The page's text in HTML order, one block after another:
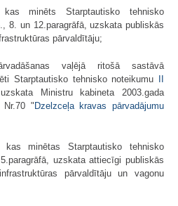
minēts Starptautisko tehnisko
8. un 12.paragrāfā, uzskata publiskās
pārvaldītāju;
vaļējā ritošā sastāvā
Starptautisko tehnisko noteikumu
Ministru kabineta 2003.gada
Nr.70 " Dzelzceļa kravas pārvadājumu
minētas Starptautisko tehnisko
5.paragrāfā, uzskata attiecīgi publiskās
pārvaldītāju un vagonu